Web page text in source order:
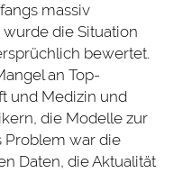
massiv
die Situation
bewertet.
an Top-
und Medizin und
die Modelle zur
Problem war die
Daten, die Aktualität